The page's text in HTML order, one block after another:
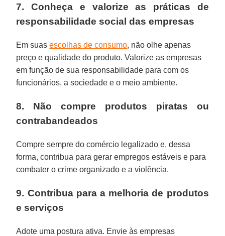
7. Conheça e valorize as práticas de
responsabilidade social das empresas
Em suas escolhas de consumo, não olhe apenas
preço e qualidade do produto. Valorize as empresas
em função de sua responsabilidade para com os
funcionários, a sociedade e o meio ambiente.
8. Não compre produtos piratas ou
contrabandeados
Compre sempre do comércio legalizado e, dessa
forma, contribua para gerar empregos estáveis e para
combater o crime organizado e a violência.
9. Contribua para a melhoria de produtos
e serviços
Adote uma postura ativa. Envie às empresas